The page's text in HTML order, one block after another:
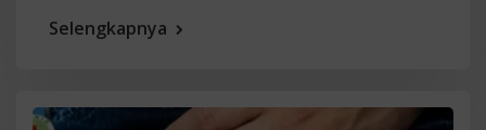
Selengkapnya